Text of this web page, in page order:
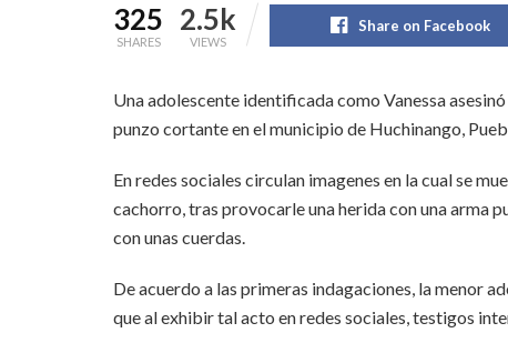
325
SHARES
2.5k
VIEWS
Share on Facebook
Una adolescente identificada como Vanessa
punzo cortante en el municipio de Huchinango,
En redes sociales circulan imagenes en la cual se
cachorro, tras provocarle una herida con una arma
con unas cuerdas.
De acuerdo a las primeras indagaciones, la menor
que al exhibir tal acto en redes sociales, testigos